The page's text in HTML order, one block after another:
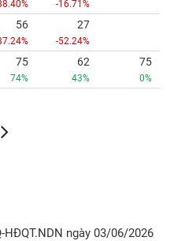
-16.71%
56 27
-52.24%
75
74%
62
43%
75
0%
ngày 03/06/2026